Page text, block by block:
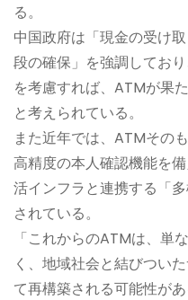
る。
中国政府は「現金の受け
段の確保」を強調してお
を考慮すれば、ATMが果
と考えられている。
また近年では、ATMその
高精度の本人確認機能を
活インフラと連携する「
されている。
「これからのATMは、単
く、地域社会と結びつい
て再構築される可能性が